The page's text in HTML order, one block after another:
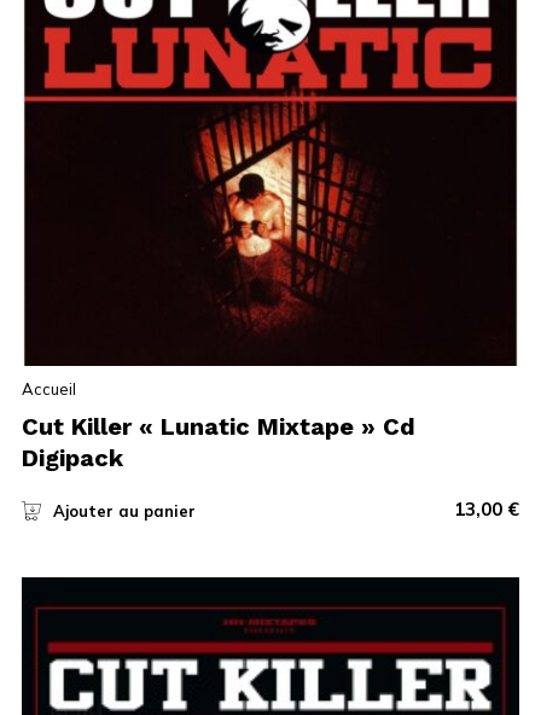
Accueil
Cut Killer « Lunatic Mixtape » Cd
Digipack
Ajouter au panier 13,00 €